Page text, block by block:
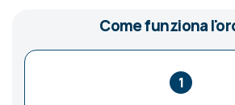
Come funziona
1